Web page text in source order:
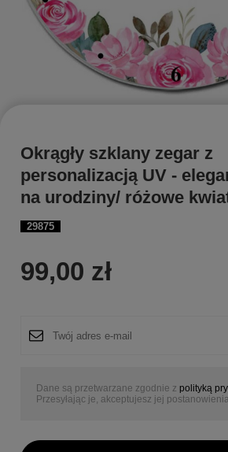
29875
Okrągły szklany zegar z
personalizacją UV -
na urodziny/ różowe
99,00 zł
Dane są przetwarzane zgodnie z polityką
Przesyłając je, akceptujesz jej postanowienia.